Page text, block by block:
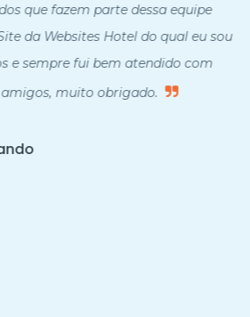
que fazem parte dessa equipe
da Websites Hotel do qual eu sou
e sempre fui bem atendido com
muito obrigado.